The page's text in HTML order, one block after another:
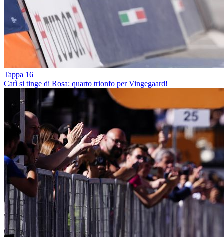
Tappa 16
Carì si tinge di Rosa: quarto trionfo per Vingegaard!